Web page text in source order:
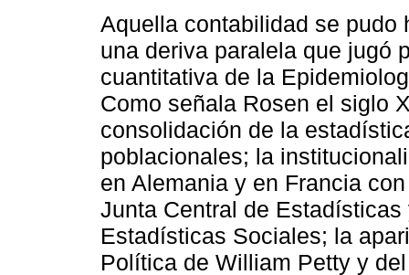
Aquella contabilidad se
una deriva paralela que jugó
cuantitativa de la
Como señala Rosen el siglo
consolidación de la
poblacionales; la
en Alemania y en Francia
Junta Central de
Estadísticas Sociales; la
Política de William Petty y